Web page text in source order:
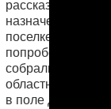
рассказал
назначенным не
поселке
попробовал
собрали,
областного
в поле должен